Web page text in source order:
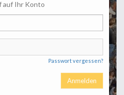
auf Ihr Konto
Passwort vergessen?
Anmelden